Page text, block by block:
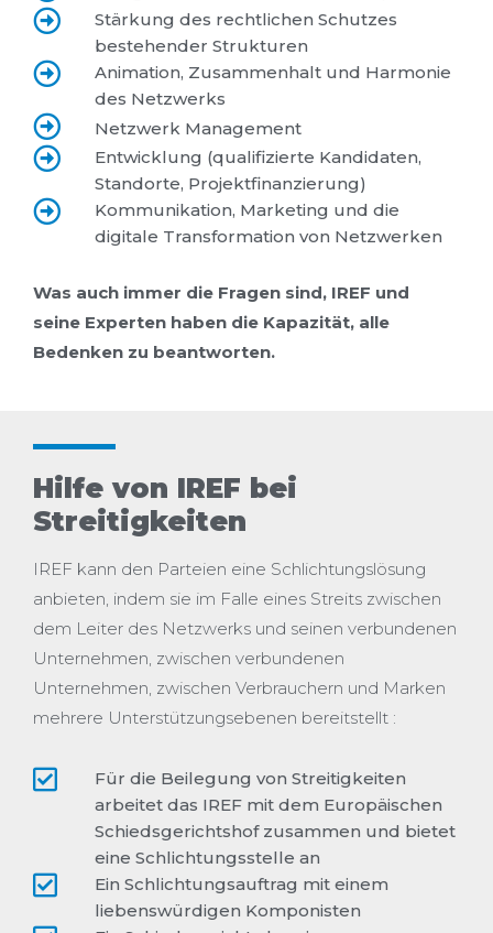
Stärkung des rechtlichen Schutzes
bestehender Strukturen
Animation, Zusammenhalt und Harmonie
des Netzwerks
Netzwerk Management
Entwicklung (qualifizierte Kandidaten,
Standorte, Projektfinanzierung)
Kommunikation, Marketing und die
digitale Transformation von Netzwerken
Was auch immer die Fragen sind, IREF und
seine Experten haben die Kapazität, alle
Bedenken zu beantworten.
Hilfe von IREF bei
Streitigkeiten
IREF kann den Parteien eine Schlichtungslösung
anbieten, indem sie im Falle eines Streits zwischen
dem Leiter des Netzwerks und seinen verbundenen
Unternehmen, zwischen verbundenen
Unternehmen, zwischen Verbrauchern und Marken
mehrere Unterstützungsebenen bereitstellt :
Für die Beilegung von Streitigkeiten
arbeitet das IREF mit dem Europäischen
Schiedsgerichtshof zusammen und bietet
eine Schlichtungsstelle an
Ein Schlichtungsauftrag mit einem
liebenswürdigen Komponisten